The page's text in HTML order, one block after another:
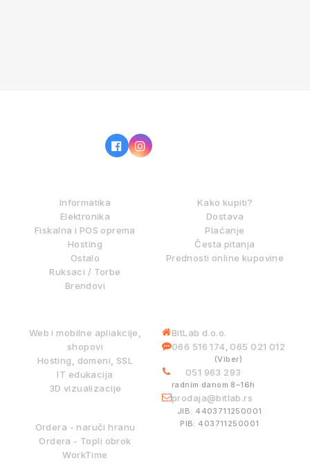
Informatika
Elektronika
Fiskalna i POS oprema
Hosting
Ostalo
Ruksaci / Torbe
Brendovi
Kako kupiti?
Dostava
Plaćanje
Česta pitanja
Prednosti online kupovine
Web i mobilne apliakcije,
shopovi
Hosting, domeni, SSL
IT edukacija
3D vizualizacije
Ordera - naruči hranu
Ordera - Topli obrok
WorkTime
BitLab d.o.o.
066 516 174, 065 021 012
(Viber)
051 963 293
radnim danom 8–16h
prodaja@bitlab.rs
JIB: 4403711250001
PIB: 403711250001